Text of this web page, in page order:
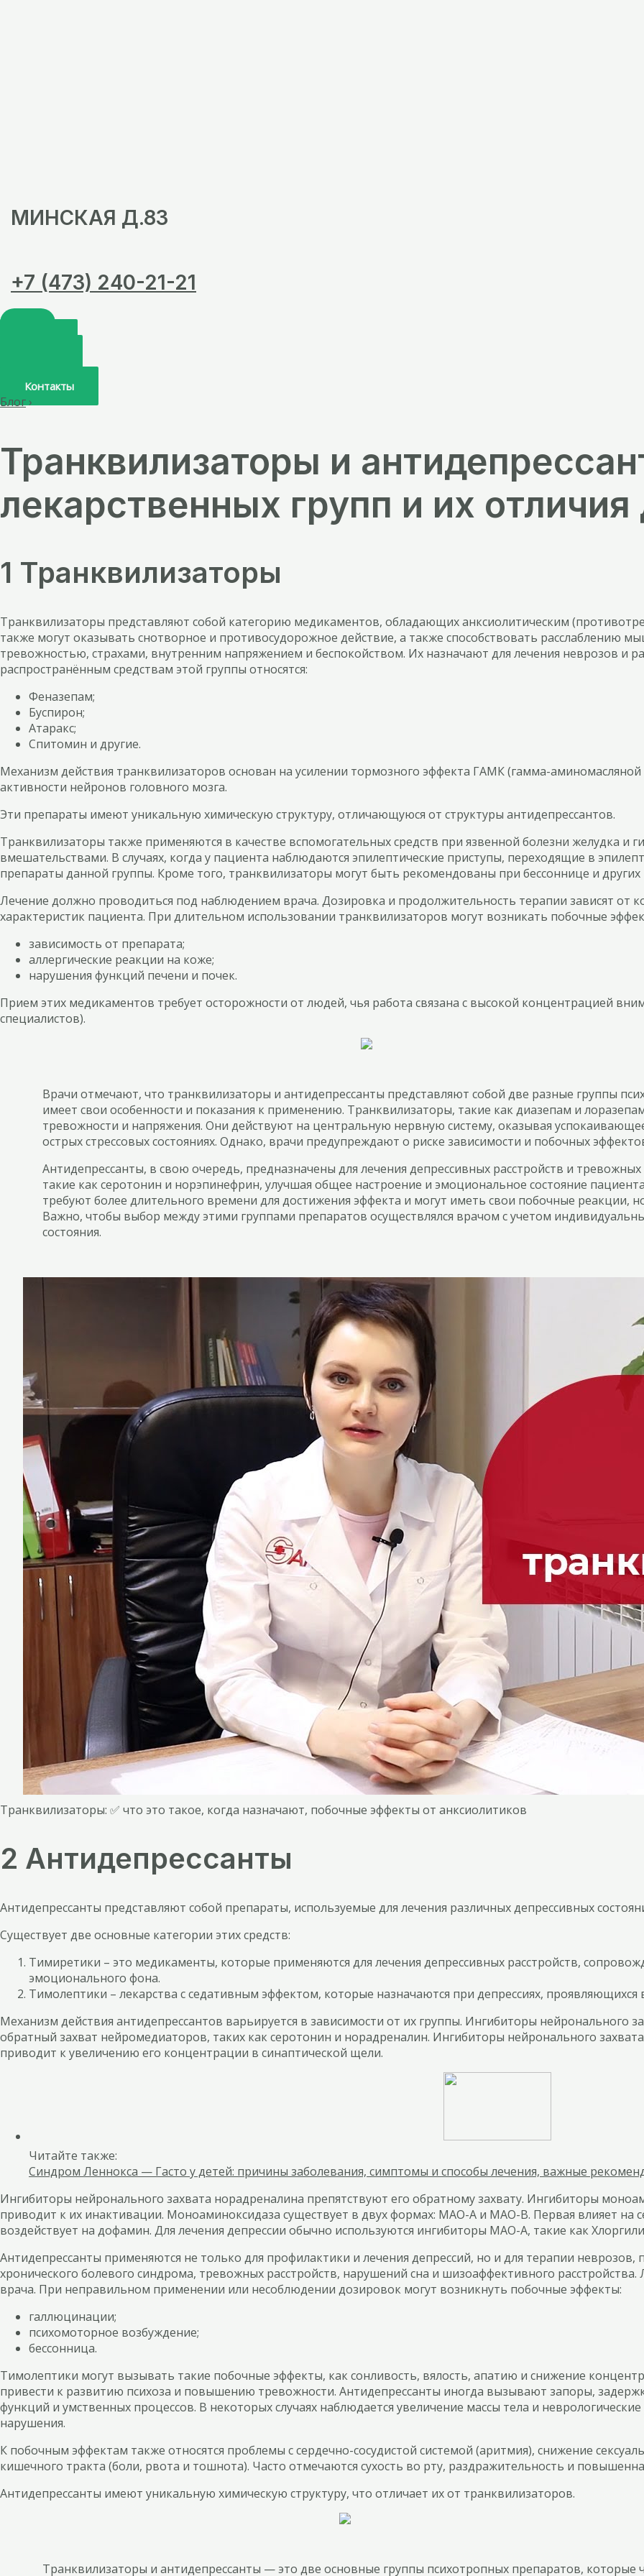
МИНСКАЯ Д.83
+7 (473) 240-21-21
Контакты
Блог›
Транквилизаторы и
лекарственных групп и их
1 Транквилизаторы
Транквилизаторы представляют собой категорию медикаментов, обладающих анксиолитическим
также могут оказывать снотворное и противосудорожное действие, а также способствовать расслаблению
тревожностью, страхами, внутренним напряжением и беспокойством. Их назначают для лечения неврозов и
распространённым средствам этой группы относятся:
Феназепам;
Буспирон;
Атаракс;
Спитомин и другие.
Механизм действия транквилизаторов основан на усилении тормозного эффекта ГАМК (гамма-
активности нейронов головного мозга.
Эти препараты имеют уникальную химическую структуру, отличающуюся от структуры антидепрессантов.
Транквилизаторы также применяются в качестве вспомогательных средств при язвенной болезни желудка и
вмешательствами. В случаях, когда у пациента наблюдаются эпилептические приступы, переходящие в
препараты данной группы. Кроме того, транквилизаторы могут быть рекомендованы при бессоннице и других
Лечение должно проводиться под наблюдением врача. Дозировка и продолжительность терапии зависят от
характеристик пациента. При длительном использовании транквилизаторов могут возникать побочные
зависимость от препарата;
аллергические реакции на коже;
нарушения функций печени и почек.
Прием этих медикаментов требует осторожности от людей, чья работа связана с высокой концентрацией
специалистов).
Врачи отмечают, что транквилизаторы и антидепрессанты представляют собой две разные группы
имеет свои особенности и показания к применению. Транквилизаторы, такие как диазепам и
тревожности и напряжения. Они действуют на центральную нервную систему, оказывая
острых стрессовых состояниях. Однако, врачи предупреждают о риске зависимости и побочных
Антидепрессанты, в свою очередь, предназначены для лечения депрессивных расстройств и
такие как серотонин и норэпинефрин, улучшая общее настроение и эмоциональное состояние
требуют более длительного времени для достижения эффекта и могут иметь свои побочные реакции,
Важно, чтобы выбор между этими группами препаратов осуществлялся врачом с учетом
состояния.
Транквилизаторы: ✅ что это такое, когда назначают, побочные эффекты от анксиолитиков
2 Антидепрессанты
Антидепрессанты представляют собой препараты, используемые для лечения различных депрессивных
Существует две основные категории этих средств:
Тимиретики – это медикаменты, которые применяются для лечения депрессивных расстройств,
эмоционального фона.
Тимолептики – лекарства с седативным эффектом, которые назначаются при депрессиях, проявляющихся
Механизм действия антидепрессантов варьируется в зависимости от их группы. Ингибиторы нейронального
обратный захват нейромедиаторов, таких как серотонин и норадреналин. Ингибиторы нейронального
приводит к увеличению его концентрации в синаптической щели.
Читайте также:
Синдром Леннокса — Гасто у детей: причины заболевания, симптомы и способы лечения, важные
Ингибиторы нейронального захвата норадреналина препятствуют его обратному захвату. Ингибиторы
приводит к их инактивации. Моноаминоксидаза существует в двух формах: МАО-А и МАО-В. Первая влияет на
воздействует на дофамин. Для лечения депрессии обычно используются ингибиторы МАО-А, такие как
Антидепрессанты применяются не только для профилактики и лечения депрессий, но и для терапии неврозов,
хронического болевого синдрома, тревожных расстройств, нарушений сна и шизоаффективного
врача. При неправильном применении или несоблюдении дозировок могут возникнуть побочные эффекты:
галлюцинации;
психомоторное возбуждение;
бессонница.
Тимолептики могут вызывать такие побочные эффекты, как сонливость, вялость, апатию и снижение
привести к развитию психоза и повышению тревожности. Антидепрессанты иногда вызывают запоры,
функций и умственных процессов. В некоторых случаях наблюдается увеличение массы тела и
нарушения.
К побочным эффектам также относятся проблемы с сердечно-сосудистой системой (аритмия), снижение
кишечного тракта (боли, рвота и тошнота). Часто отмечаются сухость во рту, раздражительность и
Антидепрессанты имеют уникальную химическую структуру, что отличает их от транквилизаторов.
Транквилизаторы и антидепрессанты — это две основные группы психотропных препаратов, которые